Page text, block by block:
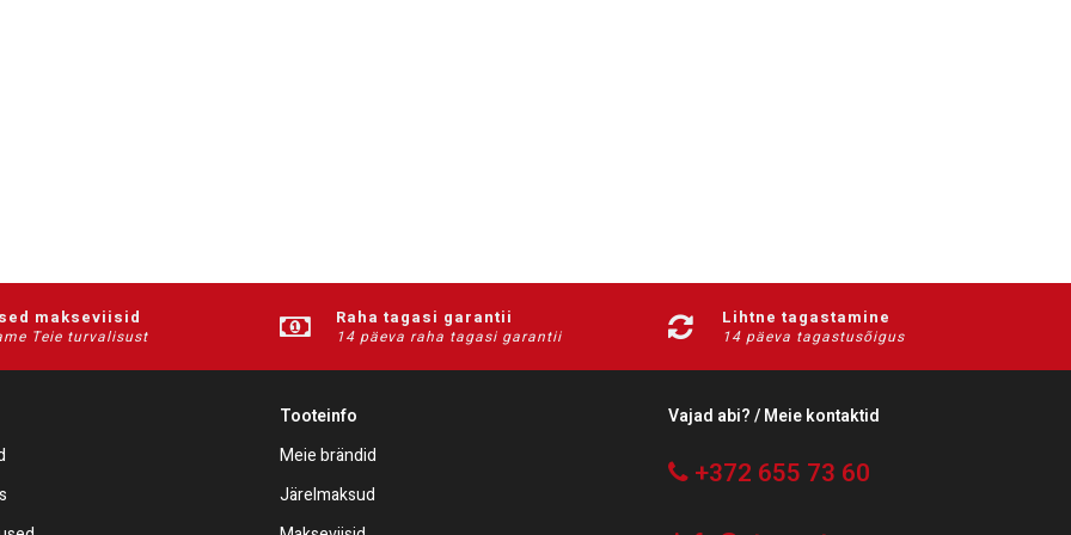
makseviisid
Teie turvalisust
Raha tagasi garantii
14 päeva raha tagasi garantii
Lihtne tagastamine
14 päeva tagastusõigus
Tooteinfo
Meie brändid
Järelmaksud
Vajad abi? / Meie kontaktid
+372 655 73 60